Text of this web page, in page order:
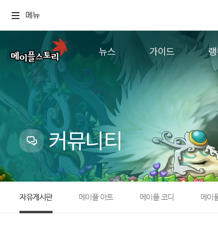
메뉴
뉴스
업데이트
이벤트
캐시샵 공지
메이플 알림판
with maple
가이드
추가정보
컨텐
커뮤니티
자유게시판 메이플 아트 메이플 코디 메이